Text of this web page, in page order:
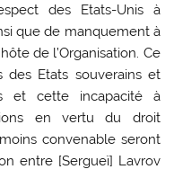
des Etats-Unis à
que de manquement à
de l’Organisation. Ce
Etats souverains et
et cette incapacité à
en vertu du droit
convenable seront
entre [Sergueï] Lavrov